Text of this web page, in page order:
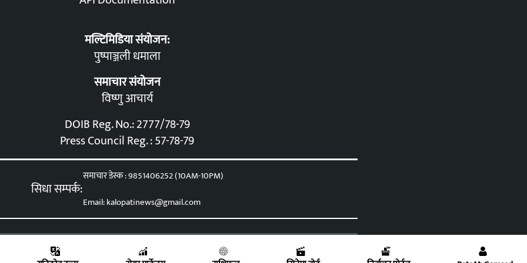
मल्टिमिडिया संयोजन:
पुष्पाञ्जली धमाला
समाचार संयोजन
विष्णु आचार्य
DOIB Reg. No.: 2777/78-79
Press Council Reg. : 57-78-79
सिधा सम्पर्क:
समाचार डेस्क : 9851406252 (10AM-10PM)
Email: kalopatinews@gmail.com
Developed & Maintained byEservices Nepal